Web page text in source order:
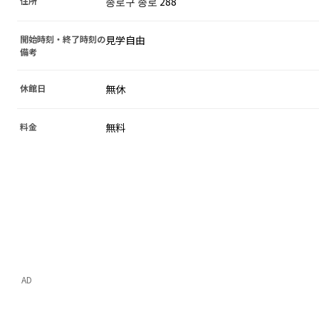
開始時刻・終了時刻の
備考
見学自由
休館日 無休
料金 無料
AD